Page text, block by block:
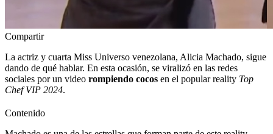
Compartir
La actriz y cuarta Miss Universo venezolana, Alicia Machado, sigue
dando de qué hablar. En esta ocasión, se viralizó en las redes
sociales por un video rompiendo cocos en el popular reality Top
Chef VIP 2024.
Contenido